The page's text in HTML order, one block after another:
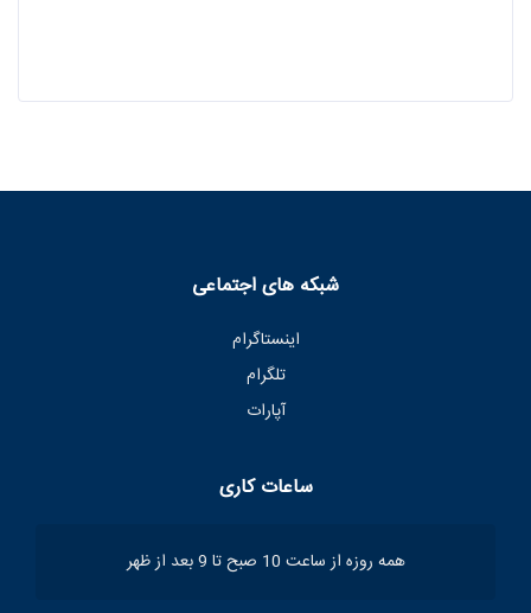
شبکه های اجتماعی
اینستاگرام
تلگرام
آپارات
ساعات کاری
همه روزه از ساعت 10 صبح تا 9 بعد از ظهر